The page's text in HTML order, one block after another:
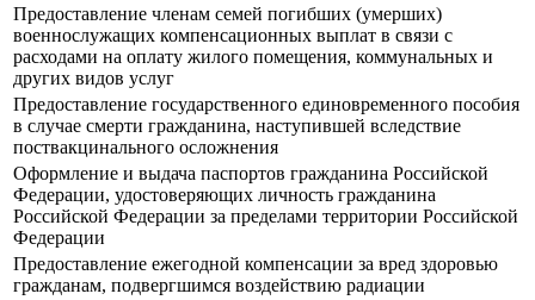
Предоставление членам семей погибших (умерших)
военнослужащих компенсационных выплат в связи с
расходами на оплату жилого помещения, коммунальных и
других видов услуг
Предоставление государственного единовременного пособия
в случае смерти гражданина, наступившей вследствие
поствакцинального осложнения
Оформление и выдача паспортов гражданина Российской
Федерации, удостоверяющих личность гражданина
Российской Федерации за пределами территории Российской
Федерации
Предоставление ежегодной компенсации за вред здоровью
гражданам, подвергшимся воздействию радиации